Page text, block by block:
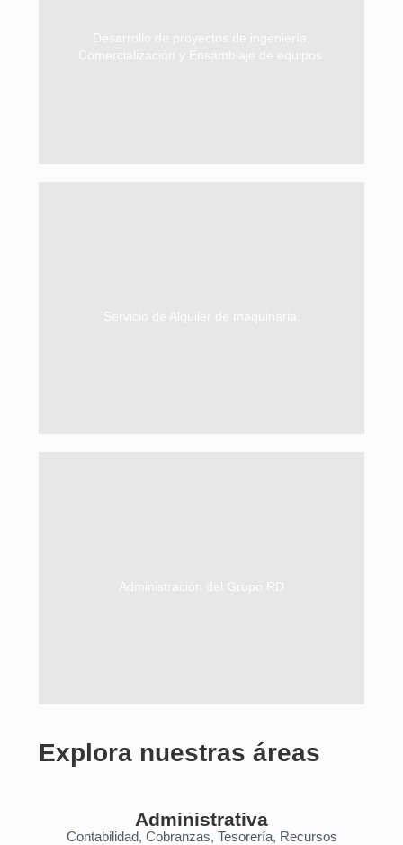
Desarrollo de proyectos de ingeniería,
Comercialización y Ensamblaje de equipos.
mundo. Cuenta con una planta
metalmecánica propia para el desarrollo
Servicio de Alquiler de maquinaria.
de alquiler de equipos y maquinarias en el
rubro de la Minería, Construcción,
Administración del Grupo RD
principalmente en el ámbito administrativo,
Explora nuestras áreas
Administrativa
Contabilidad, Cobranzas, Tesorería, Recursos